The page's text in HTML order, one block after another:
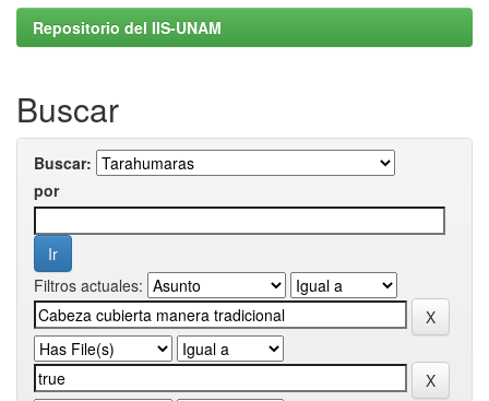
Repositorio del IIS-UNAM
Buscar
Buscar:
por
Filtros actuales: